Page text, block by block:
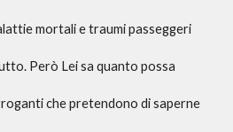
mortali e traumi passeggeri
Però Lei sa quanto possa
che pretendono di saperne